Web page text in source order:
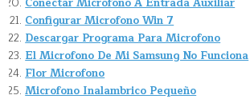
Configurar Microfono Win 7
Descargar Programa Para Microfono
El Microfono De Mi Samsung No Funciona
Flor Microfono
Microfono Inalambrico Pequeño